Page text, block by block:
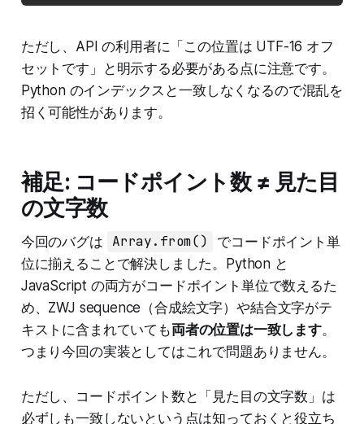
ただし、API の利用者に「この位置は UTF-16 オフ
セットです」と明示する必要がある点に注意です。
Python のインデックスと一致しなくなるので混乱を
招く可能性があります。
補足: コードポイント数 ≠ 見た目
の文字数
今回のバグは Array.from()
でコードポイント単
位に揃えることで解決しました。Python と
JavaScript の両方がコードポイント単位で数えるた
め、ZWJ sequence（合成絵文字）や結合文字がテ
キストに含まれていても両者の位置は一致します。
つまり今回の実装としてはこれで問題ありません。
ただし、コードポイント数と「見た目の文字数」は
必ずしも一致しないという点は知っておくと役立ち